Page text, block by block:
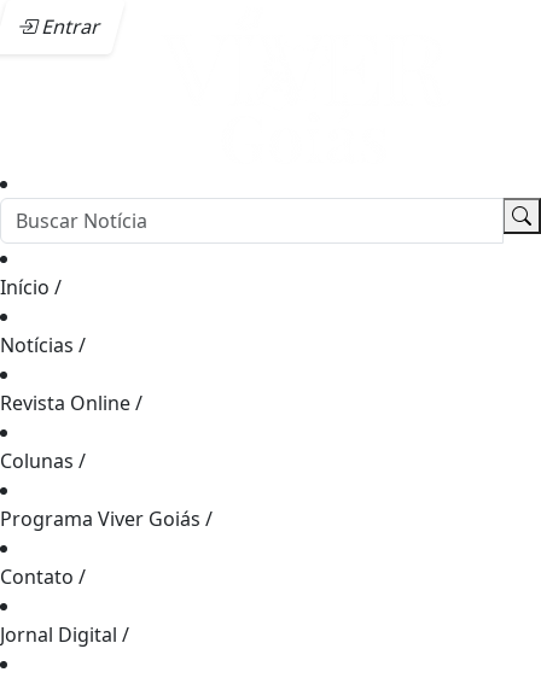
Entrar
Início /
Notícias /
Revista Online/
Colunas /
Programa Viver Goiás /
Contato /
Jornal Digital /